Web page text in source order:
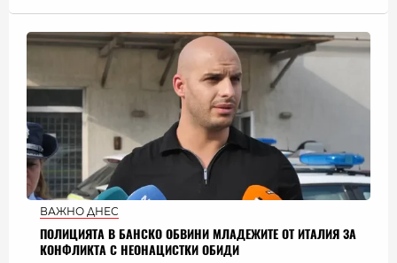
ВАЖНО ДНЕС
ПОЛИЦИЯТА В БАНСКО ОБВИНИ МЛАДЕЖИТЕ ОТ ИТАЛИЯ ЗА
КОНФЛИКТА С НЕОНАЦИСТКИ ОБИДИ